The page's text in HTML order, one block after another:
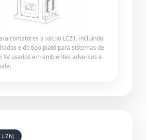
contatores a vácuo LCZ1, incluindo
e do tipo platô para sistemas de
kV usados em ambientes adversos e